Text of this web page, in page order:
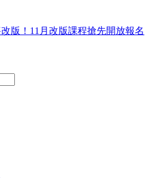
改版！11月改版課程搶先開放報名